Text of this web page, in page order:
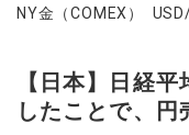
NY金（COMEX）
【日本】日経
したことで、円